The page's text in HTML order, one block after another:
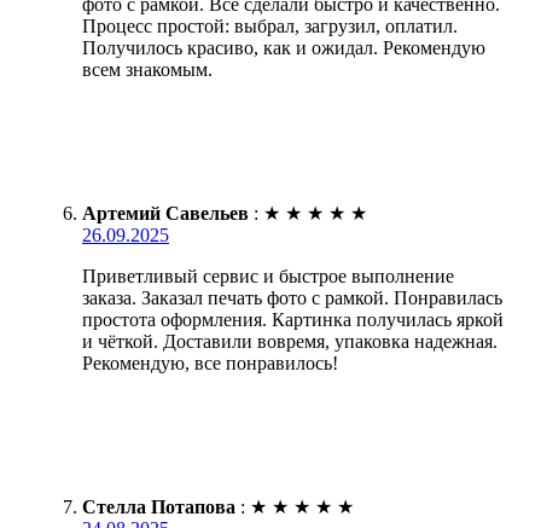
Процесс простой: выбрал, загрузил, оплатил.
Получилось красиво, как и ожидал. Рекомендую
всем знакомым.
Артемий Савельев : ★ ★ ★ ★ ★
26.09.2025
Приветливый сервис и быстрое выполнение
заказа. Заказал печать фото с рамкой. Понравилась
простота оформления. Картинка получилась яркой
и чёткой. Доставили вовремя, упаковка надежная.
Рекомендую, все понравилось!
Стелла Потапова : ★ ★ ★ ★ ★